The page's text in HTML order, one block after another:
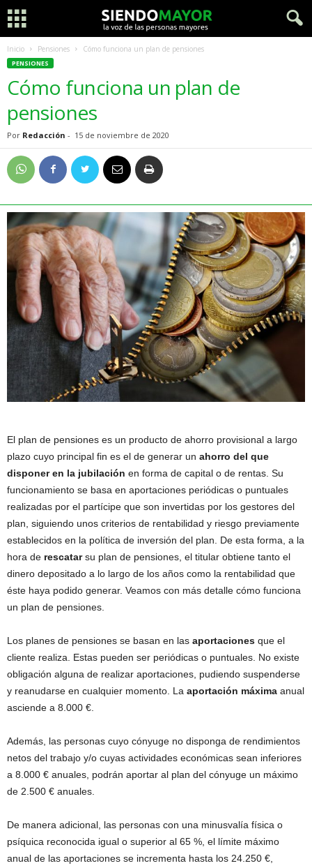
Inicio Pensiones Cómo funciona un plan de pensiones
PENSIONES
Cómo funciona un plan de
pensiones
Por Redacción - 15 de noviembre de 2020
El plan de pensiones es un producto de ahorro provisional a largo
plazo cuyo principal fin es el de generar un ahorro del que
disponer en la jubilación en forma de capital o de rentas. Su
funcionamiento se basa en aportaciones periódicas o puntuales
realizadas por el partícipe que son invertidas por los gestores del
plan, siguiendo unos criterios de rentabilidad y riesgo previamente
establecidos en la política de inversión del plan. De esta forma, a la
hora de rescatarsu plan de pensiones, el titular obtiene tanto el
dinero depositado a lo largo de los años como la rentabilidad que
éste haya podido generar. Veamos con más detalle cómo funciona
un plan de pensiones.
Los planes de pensiones se basan en las aportaciones que el
cliente realiza. Estas pueden ser periódicas o puntuales. No existe
obligación alguna de realizar aportaciones, pudiendo suspenderse
y reanudarse en cualquier momento. La aportación máxima anual
asciende a 8.000 €.
Además, las personas cuyo cónyuge no disponga de rendimientos
netos del trabajo y/o cuyas actividades económicas sean inferiores
a 8.000 € anuales, podrán aportar al plan del cónyuge un máximo
de 2.500 € anuales.
De manera adicional, las personas con una minusvalía física o
psíquica reconocida igual o superior al 65 %, el límite máximo
anual de las aportaciones se incrementa hasta los 24.250 €,